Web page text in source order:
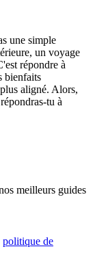
une simple
un voyage
répondre à
bienfaits
aligné. Alors,
tu à
meilleurs guides
politique de